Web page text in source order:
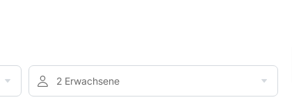
2 Erwachsene